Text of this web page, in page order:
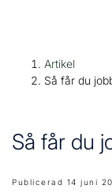
Huvudnavigation
Artikel
Så får du
Så får du
Publicerad 14 juni